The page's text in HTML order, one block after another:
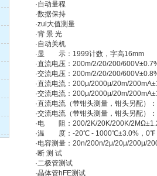
·自动量程
·数据保持
·zui大值测量
·背 景 光
·自动关机
·显 示：1999计数，字高16mm
·直流电压：200m/2/20/200/
·交流电压：200m/2/20/200/
·直流电流：200μ/2000μ/20m/
·交流电流：200μ/2000μ/20m/
·直流电流（带钳头测量，钳头另配）
·交流电流（带钳头测量，钳头另配）
·电 阻：200/2K/20K/200K/
·温 度：-20℃ - 1000℃±3.0%，0℉ -
·电容测量：20n/200n/2μ/20μ/200μ/
·断 测 试
·二极管测试
·晶体管hFE测试